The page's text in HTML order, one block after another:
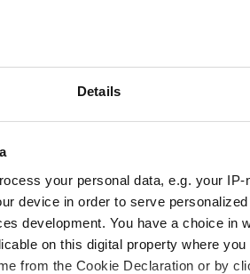
Details
your personal data, e.g. your
device in order to serve
development. You have a choice in
on this digital property where
from the Cookie Declaration or by
Ajouter un
Vous êtes déjà venu ici ? Dites